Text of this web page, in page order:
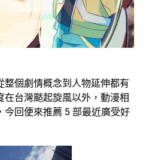
個劇情概念到人物延伸都有
台灣颳起旋風以外，動漫相
今回便來推薦 5 部最近廣受好